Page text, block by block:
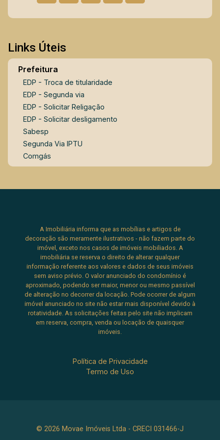
Links Úteis
Prefeitura
EDP - Troca de titularidade
EDP - Segunda via
EDP - Solicitar Religação
EDP - Solicitar desligamento
Sabesp
Segunda Via IPTU
Comgás
A Imobiliária informa que as mobílias e artigos de
decoração são meramente ilustrativos - não fazem parte do
imóvel, exceto nos casos de imóveis mobiliados. A
imobiliária se reserva o direito de alterar qualquer
informação referente aos valores e dados de seus imóveis
sem aviso prévio. O valor anunciado do condomínio é
aproximado, podendo ser maior, menor ou mesmo passível
de alteração no decorrer da locação. Pode ocorrer de algum
imóvel anunciado no site não estar mais disponível devido à
rotatividade. As solicitações feitas pelo site não implicam
em reserva, compra, venda ou locação de quaisquer
imóveis.
Política de Privacidade
Termo de Uso
© 2026 Movae Imóveis Ltda - CRECI 031466-J